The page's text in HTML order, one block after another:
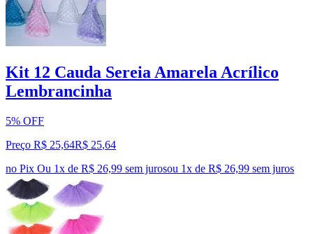
Kit 12 Cauda Sereia Amarela Acrílico
Lembrancinha
5% OFF
Preço R$ 25,64R$ 25,64
no Pix Ou 1x de R$ 26,99 sem jurosou 1x de R$ 26,99 sem juros